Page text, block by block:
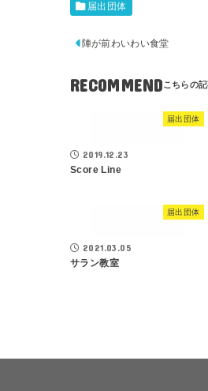
届出団体
陣が前わいわい食堂
RECOMMEND
届出団体
2019.12.23
Score Line
届出団体
2021.03.05
サラン教室